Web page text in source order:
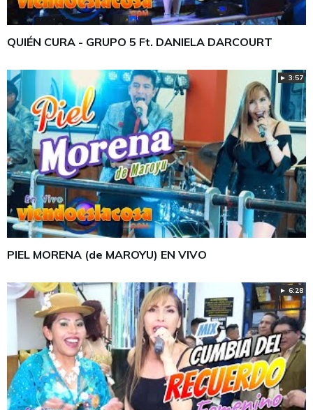
QUIÉN CURA - GRUPO 5 Ft. DANIELA DARCOURT
► 3:57
PIEL MORENA (de MAROYU) EN VIVO
► 6:28